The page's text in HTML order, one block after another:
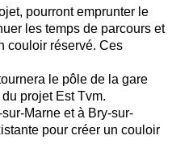
pourront emprunter le
les temps de parcours et
couloir réservé. Ces
le pôle de la gare
projet Est Tvm.
Marne et à Bry-sur-
pour créer un couloir